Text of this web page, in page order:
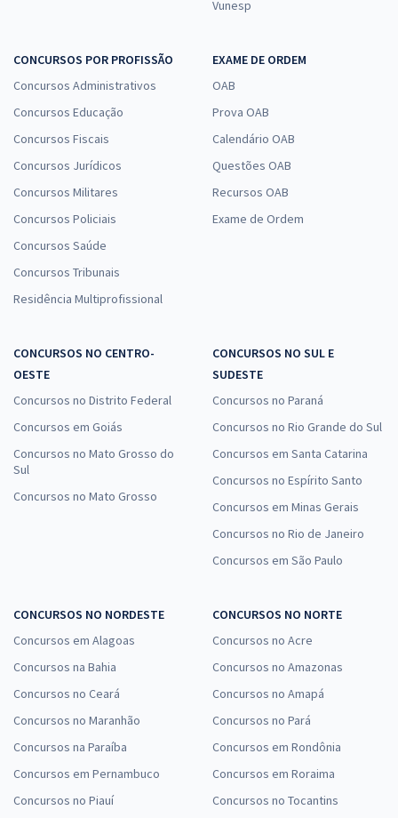
Vunesp
CONCURSOS POR PROFISSÃO
Concursos Administrativos
Concursos Educação
Concursos Fiscais
Concursos Jurídicos
Concursos Militares
Concursos Policiais
Concursos Saúde
Concursos Tribunais
Residência Multiprofissional
EXAME DE ORDEM
OAB
Prova OAB
Calendário OAB
Questões OAB
Recursos OAB
Exame de Ordem
CONCURSOS NO CENTRO-
OESTE
Concursos no Distrito Federal
Concursos em Goiás
Concursos no Mato Grosso do
Sul
Concursos no Mato Grosso
CONCURSOS NO SUL E
SUDESTE
Concursos no Paraná
Concursos no Rio Grande do Sul
Concursos em Santa Catarina
Concursos no Espírito Santo
Concursos em Minas Gerais
Concursos no Rio de Janeiro
Concursos em São Paulo
CONCURSOS NO NORDESTE
Concursos em Alagoas
Concursos na Bahia
Concursos no Ceará
Concursos no Maranhão
Concursos na Paraíba
Concursos em Pernambuco
Concursos no Piauí
CONCURSOS NO NORTE
Concursos no Acre
Concursos no Amazonas
Concursos no Amapá
Concursos no Pará
Concursos em Rondônia
Concursos em Roraima
Concursos no Tocantins